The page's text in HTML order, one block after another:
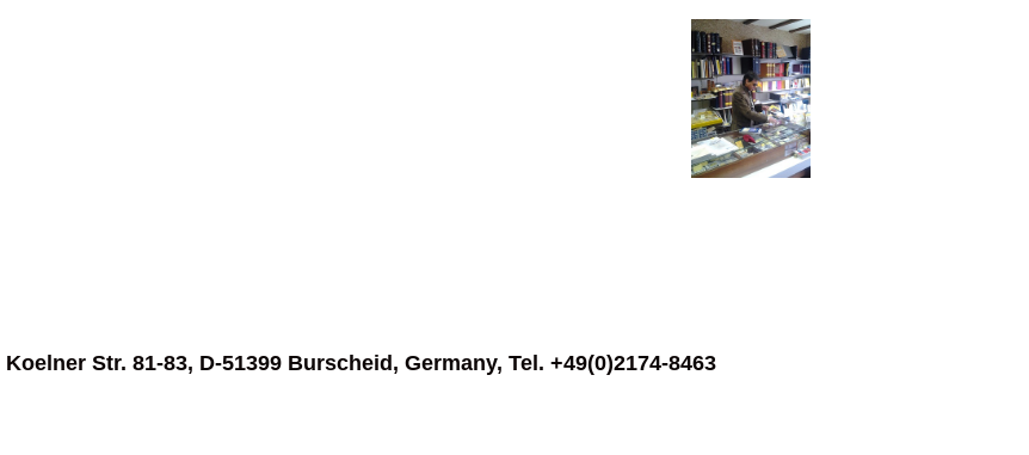
Koelner Str. 81-83, D-51399 Burscheid, Germany, Tel. +49(0)2174-8463